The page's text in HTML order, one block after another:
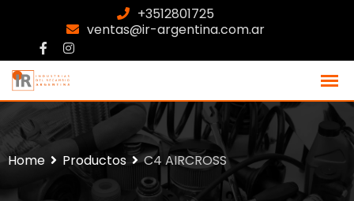
+3512801725
ventas@ir-argentina.com.ar
Home Productos C4 AIRCROSS